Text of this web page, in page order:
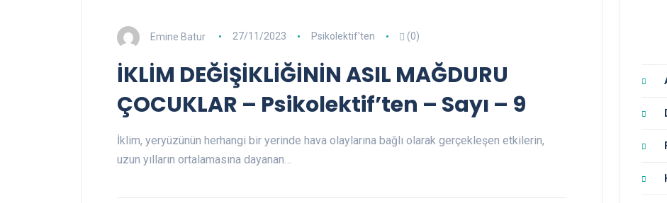
Emine Batur 27/11/2023 Psikolektif'ten (0)
İKLİM DEĞİŞİKLİĞİNİN ASIL MAĞDURU
ÇOCUKLAR – Psikolektif’ten – Sayı – 9
İklim, yeryüzünün herhangi bir yerinde hava olaylarına bağlı olarak gerçekleşen etkilerin,
uzun yılların ortalamasına dayanan…